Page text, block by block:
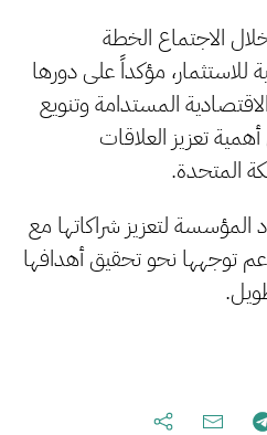
الاجتماع الخطة
للاستثمار، مؤكداً على دورها
المستدامة وتنويع
تعزيز العلاقات
المتحدة.
لتعزيز شراكاتها مع
توجهها نحو تحقيق أهدافها